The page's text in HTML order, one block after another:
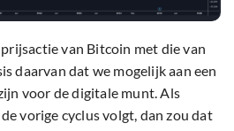
van Bitcoin met die van
daarvan dat we mogelijk aan een
voor de digitale munt. Als
vorige cyclus volgt, dan zou dat